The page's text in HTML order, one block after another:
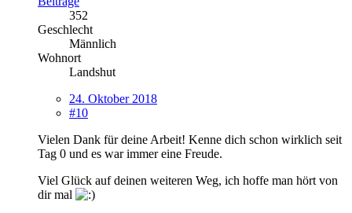
352
Geschlecht
Männlich
Wohnort
Landshut
24. Oktober 2018
#10
Vielen Dank für deine Arbeit! Kenne dich schon wirklich seit
Tag 0 und es war immer eine Freude.
Viel Glück auf deinen weiteren Weg, ich hoffe man hört von
dir mal